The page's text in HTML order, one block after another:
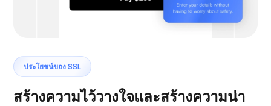
ประโยชน์ของ SSL
สร้างความไว้วางใจและสร้างความน่า